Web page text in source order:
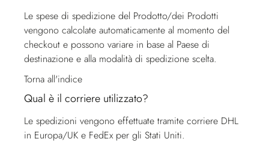
Le spese di spedizione del Prodotto/dei Prodotti
vengono calcolate automaticamente al momento del
checkout e possono variare in base al Paese di
destinazione e alla modalità di spedizione scelta.
Torna all'indice
Qual è il corriere utilizzato?
Le spedizioni vengono effettuate tramite corriere DHL
in Europa/UK e FedEx per gli Stati Uniti.